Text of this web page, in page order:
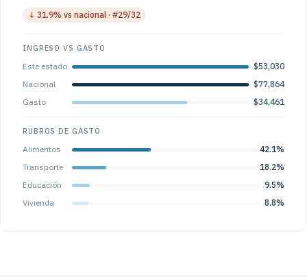
↓ 31.9% vs nacional · #29/32
INGRESO VS GASTO
Este estado
$53,030
Nacional
$77,864
Gasto
$34,461
RUBROS DE GASTO
Alimentos
42.1%
Transporte
18.2%
Educación
9.5%
Vivienda
8.8%